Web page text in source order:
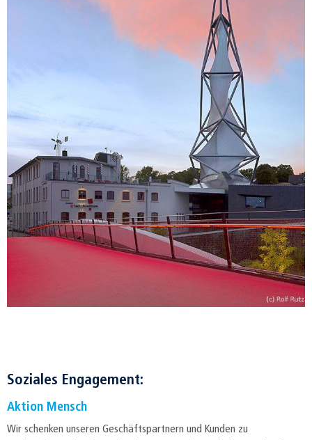
Soziales Engagement:
Aktion Mensch
Wir schenken unseren Geschäftspartnern und Kunden zu